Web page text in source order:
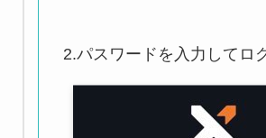
2.パスワードを入力してロ